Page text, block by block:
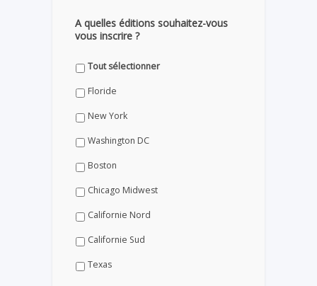
A quelles éditions souhaitez-vous
vous inscrire ?
Tout sélectionner
Floride
New York
Washington DC
Boston
Chicago Midwest
Californie Nord
Californie Sud
Texas